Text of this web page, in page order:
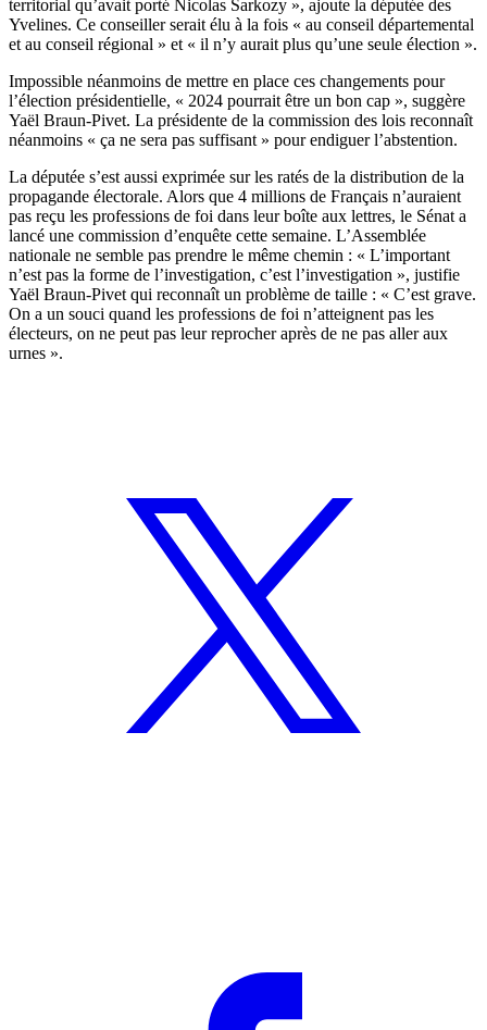
territorial qu’avait porté Nicolas Sarkozy », ajoute la députée des
Yvelines. Ce conseiller serait élu à la fois « au conseil départemental
et au conseil régional » et « il n’y aurait plus qu’une seule élection ».
Impossible néanmoins de mettre en place ces changements pour
l’élection présidentielle, « 2024 pourrait être un bon cap », suggère
Yaël Braun-Pivet. La présidente de la commission des lois reconnaît
néanmoins « ça ne sera pas suffisant » pour endiguer l’abstention.
La députée s’est aussi exprimée sur les ratés de la distribution de la
propagande électorale. Alors que 4 millions de Français n’auraient
pas reçu les professions de foi dans leur boîte aux lettres, le Sénat a
lancé une commission d’enquête cette semaine. L’Assemblée
nationale ne semble pas prendre le même chemin : « L’important
n’est pas la forme de l’investigation, c’est l’investigation », justifie
Yaël Braun-Pivet qui reconnaît un problème de taille : « C’est grave.
On a un souci quand les professions de foi n’atteignent pas les
électeurs, on ne peut pas leur reprocher après de ne pas aller aux
urnes ».